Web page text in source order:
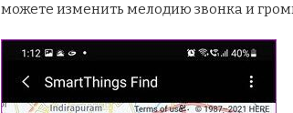
можете изменить мелодию звонка и